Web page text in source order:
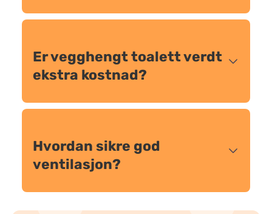
Er vegghengt toalett verdt
ekstra kostnad?
Hvordan sikre god
ventilasjon?